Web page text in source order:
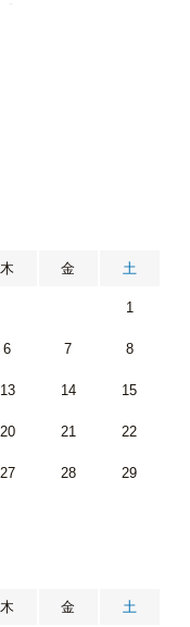
木 金 土
1
6 7 8
13 14 15
20 21 22
27 28 29
木 金 土